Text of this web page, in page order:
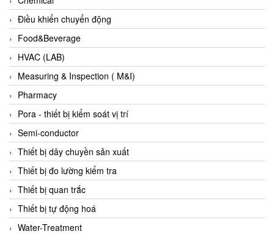
Dosing Pump
DR. NEUMANN Peltier-Technik
Driesen Kern
Dropsa Vietnam
Druck
DSTI
DUCATI
Duclean
Dukin Besko
Dunkermotoren
Durag
Dwyer
Điều khiển chuyển động
Food&Beverage
HVAC (LAB)
Measuring & Inspection ( M&I)
Pharmacy
Pora - thiết bị kiểm soát vị trí
Semi-conductor
Thiết bị dây chuyền sản xuất
Thiết bị đo lường kiểm tra
Thiết bị quan trắc
Thiết bị tự động hoá
Water-Treatment